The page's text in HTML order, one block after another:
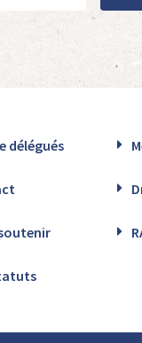
délégués